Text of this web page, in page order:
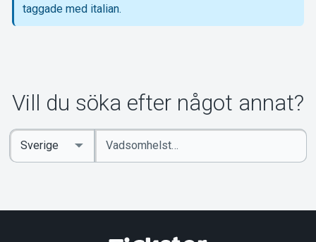
taggade med italian.
Vill du söka efter något annat?
Ange
sökord
Select
Country